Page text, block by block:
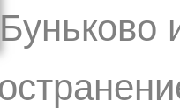
Буньково